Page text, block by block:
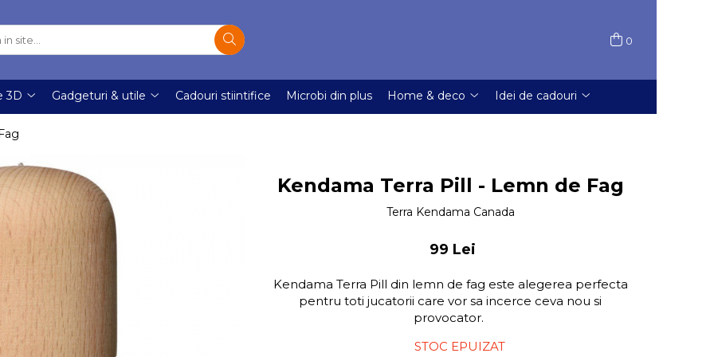
0
3D Gadgeturi & utile Cadouri stiintifice Microbi din plus Home & deco Idei de cadouri
Kendama Terra Pill - Lemn de Fag
Terra Kendama Canada
99 Lei
Kendama Terra Pill din lemn de fag este alegerea perfecta
pentru toti jucatorii care vor sa incerce ceva nou si
provocator.
STOC EPUIZAT